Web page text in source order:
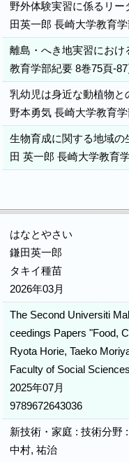
野外体験実習に係るリ
田英一郎 長崎大学教育
離島・へき地実習にお
教育学部紀要 8巻75頁-87
乳幼児は身近な動植物
野本勇気 長崎大学教育
生物育成に関する地域
田 英一郎 長崎大学教育
はなとやさい
鎌田英一郎
タキイ種苗
2026年03月
The Second Universiti
ceedings Papers "Food,
Ryota Horie, Taeko
Faculty of Social
2025年07月
9789672643036
新技術・家庭 : 技術分野
中村, 祐治